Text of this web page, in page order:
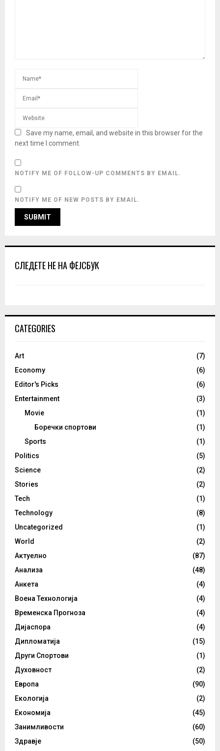
Save my name, email, and website in this browser for the
next time I comment.
NOTIFY ME OF FOLLOW-UP COMMENTS BY EMAIL.
NOTIFY ME OF NEW POSTS BY EMAIL.
СЛЕДЕТЕ НЕ НА ФЕЈСБУК
CATEGORIES
Art
(7)
Economy
(6)
Editor's Picks
(6)
Entertainment
(3)
Movie
(1)
Боречки спортови
(1)
Sports
(1)
Politics
(5)
Science
(2)
Stories
(2)
Tech
(1)
Technology
(8)
Uncategorized
(1)
World
(2)
Актуелно
(87)
Анализа
(48)
Анкета
(4)
Воена Технологија
(4)
Временска Прогноза
(4)
Дијаспора
(4)
Дипломатија
(15)
Други Спортови
(1)
Духовност
(2)
Европа
(90)
Екологија
(2)
Економија
(45)
Занимливости
(60)
Здравје
(50)